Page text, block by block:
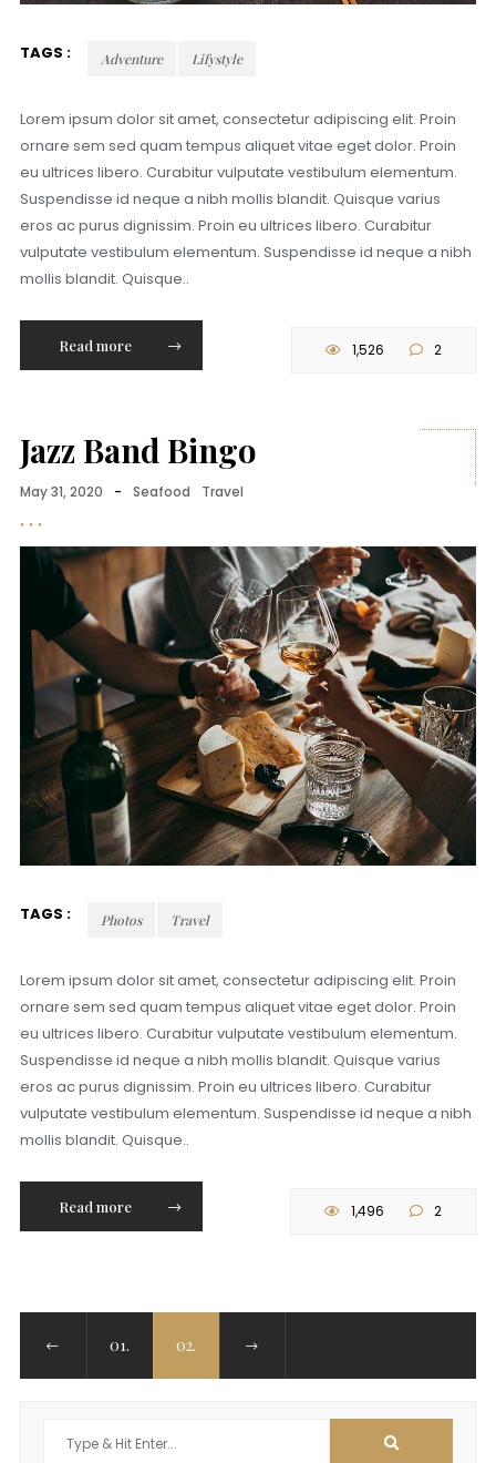
TAGS : Adventure Lifystyle
Lorem ipsum dolor sit amet, consectetur adipiscing elit. Proin
ornare sem sed quam tempus aliquet vitae eget dolor. Proin
eu ultrices libero. Curabitur vulputate vestibulum elementum.
Suspendisse id neque a nibh mollis blandit. Quisque varius
eros ac purus dignissim. Proin eu ultrices libero. Curabitur
vulputate vestibulum elementum. Suspendisse id neque a nibh
mollis blandit. Quisque..
Read more 1,526 2
Jazz Band Bingo
May 31, 2020 - Seafood Travel
TAGS : Photos Travel
Lorem ipsum dolor sit amet, consectetur adipiscing elit. Proin
ornare sem sed quam tempus aliquet vitae eget dolor. Proin
eu ultrices libero. Curabitur vulputate vestibulum elementum.
Suspendisse id neque a nibh mollis blandit. Quisque varius
eros ac purus dignissim. Proin eu ultrices libero. Curabitur
vulputate vestibulum elementum. Suspendisse id neque a nibh
mollis blandit. Quisque..
Read more 1,496 2
01. 02.